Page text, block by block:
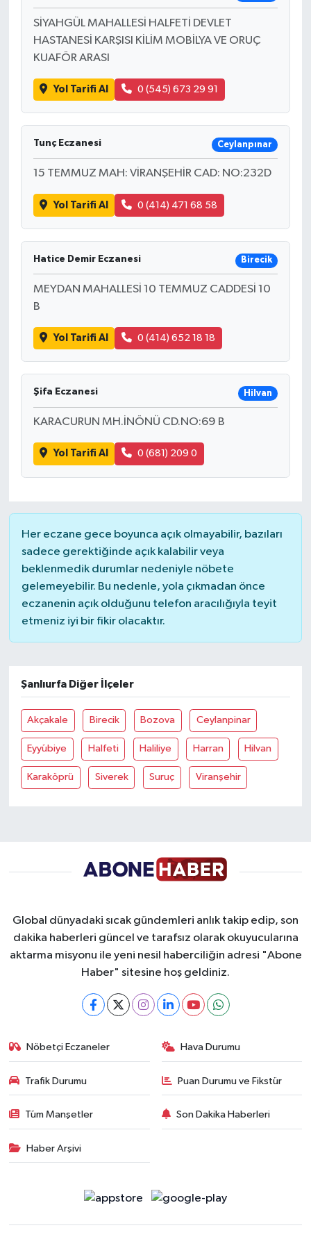
SİYAHGÜL MAHALLESİ HALFETİ DEVLET
HASTANESİ KARŞISI KİLİM MOBİLYA VE ORUÇ
KUAFÖR ARASI
Yol Tarifi Al 0 (545) 673 29 91
Tunç Eczanesi Ceylanpınar
15 TEMMUZ MAH: VİRANŞEHİR CAD: NO:232D
Yol Tarifi Al 0 (414) 471 68 58
Hatice Demir Eczanesi Birecik
MEYDAN MAHALLESİ 10 TEMMUZ CADDESİ 10
B
Yol Tarifi Al 0 (414) 652 18 18
Şifa Eczanesi Hilvan
KARACURUN MH.İNÖNÜ CD.NO:69 B
Yol Tarifi Al 0 (681) 209 0
Her eczane gece boyunca açık olmayabilir, bazıları
sadece gerektiğinde açık kalabilir veya
beklenmedik durumlar nedeniyle nöbete
gelemeyebilir. Bu nedenle, yola çıkmadan önce
eczanenin açık olduğunu telefon aracılığıyla teyit
etmeniz iyi bir fikir olacaktır.
Şanlıurfa Diğer İlçeler
Akçakale Birecik Bozova Ceylanpinar
Eyyübiye Halfeti Haliliye Harran Hilvan
Karaköprü Siverek Suruç Viranşehir
Global dünyadaki sıcak gündemleri anlık takip edip, son
dakika haberleri güncel ve tarafsız olarak okuyucularına
aktarma misyonu ile yeni nesil haberciliğin adresi "Abone
Haber" sitesine hoş geldiniz.
Nöbetçi Eczaneler Hava Durumu
Trafik Durumu Puan Durumu ve Fikstür
Tüm Manşetler Son Dakika Haberleri
Haber Arşivi